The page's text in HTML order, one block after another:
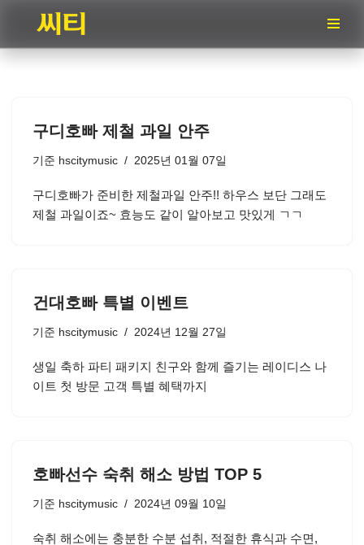
구디호빠 제철 과일 안주
기준 hscitymusic 2025년 01월 07일
구디호빠가 준비한 제철과일 안주!! 하우스 보단 그래도
제철 과일이죠~ 효능도 같이 알아보고 맛있게 ㄱㄱ
건대호빠 특별 이벤트
기준 hscitymusic 2024년 12월 27일
생일 축하 파티 패키지 친구와 함께 즐기는 레이디스 나
이트 첫 방문 고객 특별 혜택까지
호빠선수 숙취 해소 방법 TOP 5
기준 hscitymusic 2024년 09월 10일
숙취 해소에는 충분한 수분 섭취, 적절한 휴식과 수면,